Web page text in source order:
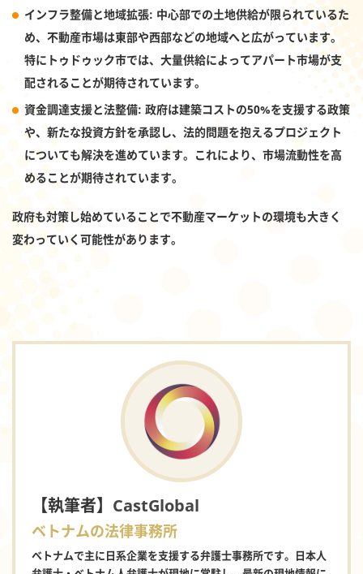
インフラ整備と地域拡張: 中心部での土地供給が限られているた
め、不動産市場は東部や西部などの地域へと広がっています。
特にトゥドゥック市では、大量供給によってアパート市場が支
配されることが期待されています。
資金調達支援と法整備: 政府は建築コストの50%を支援する政策
や、新たな投資方針を承認し、法的問題を抱えるプロジェクト
についても解決を進めています。これにより、市場流動性を高
めることが期待されています。
政府も対策し始めていることで不動産マーケットの環境も大きく
変わっていく可能性があります。
【執筆者】 CastGlobal
ベトナムの法律事務所
ベトナムで主に日系企業を支援する弁護士事務所です。日本人